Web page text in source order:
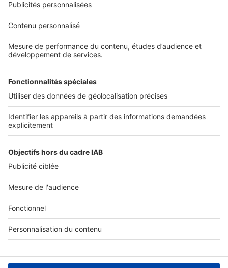
NOS APPLICATIONS
Découvrez nos applications
Tous nos services pro
Accès client
Mes annonces sur SeLoger
À DÉCOUVRIR
Tout l'immobilier
Toutes les villes
Tous les départements
Toutes les régions
SeLoger © 1992 - 2023
Annonces Immobilières
Paramétrer mes cookies